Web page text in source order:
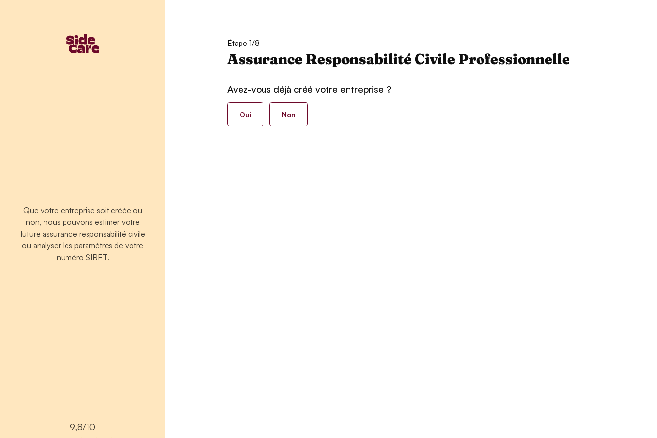
Que votre entreprise soit créée ou
non, nous pouvons estimer votre
future assurance responsabilité civile
ou analyser les paramètres de votre
numéro SIRET.
9,8/10
Étape 1/8
Assurance Responsabilité Civile Professionnelle
Avez-vous déjà créé votre entreprise ?
Oui Non